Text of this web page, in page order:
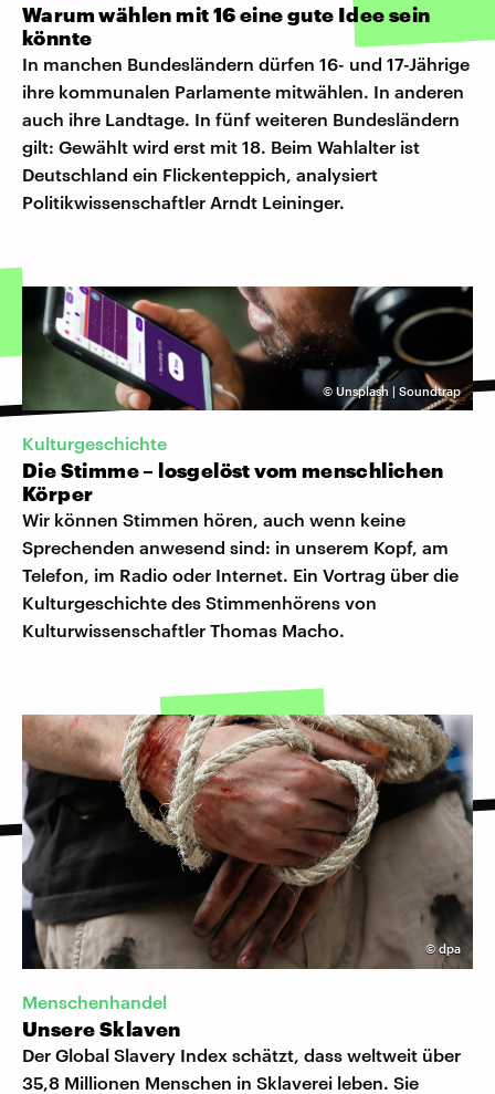
Warum wählen mit 16 eine gute Idee sein
könnte
In manchen Bundesländern dürfen 16- und 17-Jährige
ihre kommunalen Parlamente mitwählen. In anderen
auch ihre Landtage. In fünf weiteren Bundesländern
gilt: Gewählt wird erst mit 18. Beim Wahlalter ist
Deutschland ein Flickenteppich, analysiert
Politikwissenschaftler Arndt Leininger.
© Unsplash | Soundtrap
Kulturgeschichte
Die Stimme – losgelöst vom menschlichen
Körper
Wir können Stimmen hören, auch wenn keine
Sprechenden anwesend sind: in unserem Kopf, am
Telefon, im Radio oder Internet. Ein Vortrag über die
Kulturgeschichte des Stimmenhörens von
Kulturwissenschaftler Thomas Macho.
©dpa
Menschenhandel
Unsere Sklaven
Der Global Slavery Index schätzt, dass weltweit über
35,8 Millionen Menschen in Sklaverei leben. Sie